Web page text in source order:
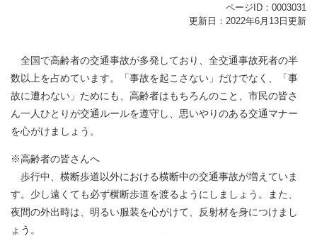
ページID：0003031
更新日：2022年6月13日更新
全国で高齢者の交通事故が多発しており、全交通事故死者の半
数以上を占めています。「事故を起こさない」だけでなく、「事
故に遭わない」ためにも、高齢者はもちろんのこと、市民の皆さ
ん一人ひとりが交通ルールを遵守し、思いやりのある交通マナー
を心がけましょう。
※高齢者の皆さんへ
歩行中、横断歩道以外における横断中の交通事故が増えていま
す。少し遠くても必ず横断歩道を渡るようにしましょう。また、
夜間の外出時は、明るい服装を心がけて、反射材を身につけまし
ょう。